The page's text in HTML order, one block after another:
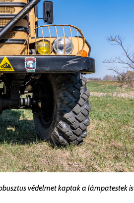
védelmet kaptak a lámpatestek is